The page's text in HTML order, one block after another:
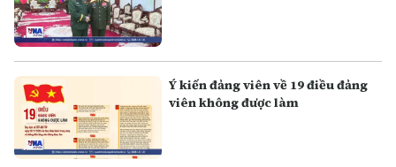
Ý kiến đảng viên về 19 điều đảng
viên không được làm